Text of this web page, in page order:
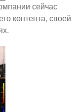
сейчас
контента, своей